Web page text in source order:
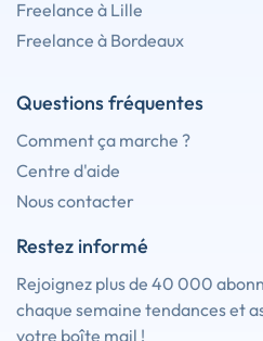
Freelance à Lille
Freelance à Bordeaux
Questions fréquentes
Comment ça marche ?
Centre d'aide
Nous contacter
Restez informé
Rejoignez plus de 40 000
chaque semaine tendances et
votre boîte mail !